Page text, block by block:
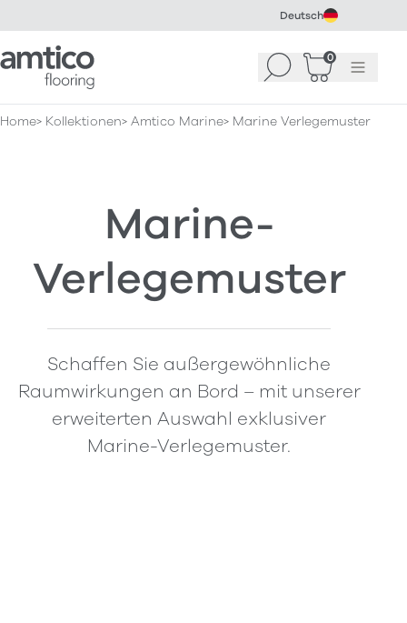
Deutsch
Amtico Flooring Suchen 0
WarenkorbMenü
Home Kollektionen Amtico Marine Marine Verlegemuster
Marine-
Verlegemuster
Schaffen Sie außergewöhnliche
Raumwirkungen an Bord – mit unserer
erweiterten Auswahl exklusiver
Marine-Verlegemuster.